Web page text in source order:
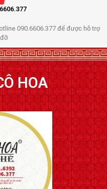
090.6606.377 để được hỗ trợ
HOA